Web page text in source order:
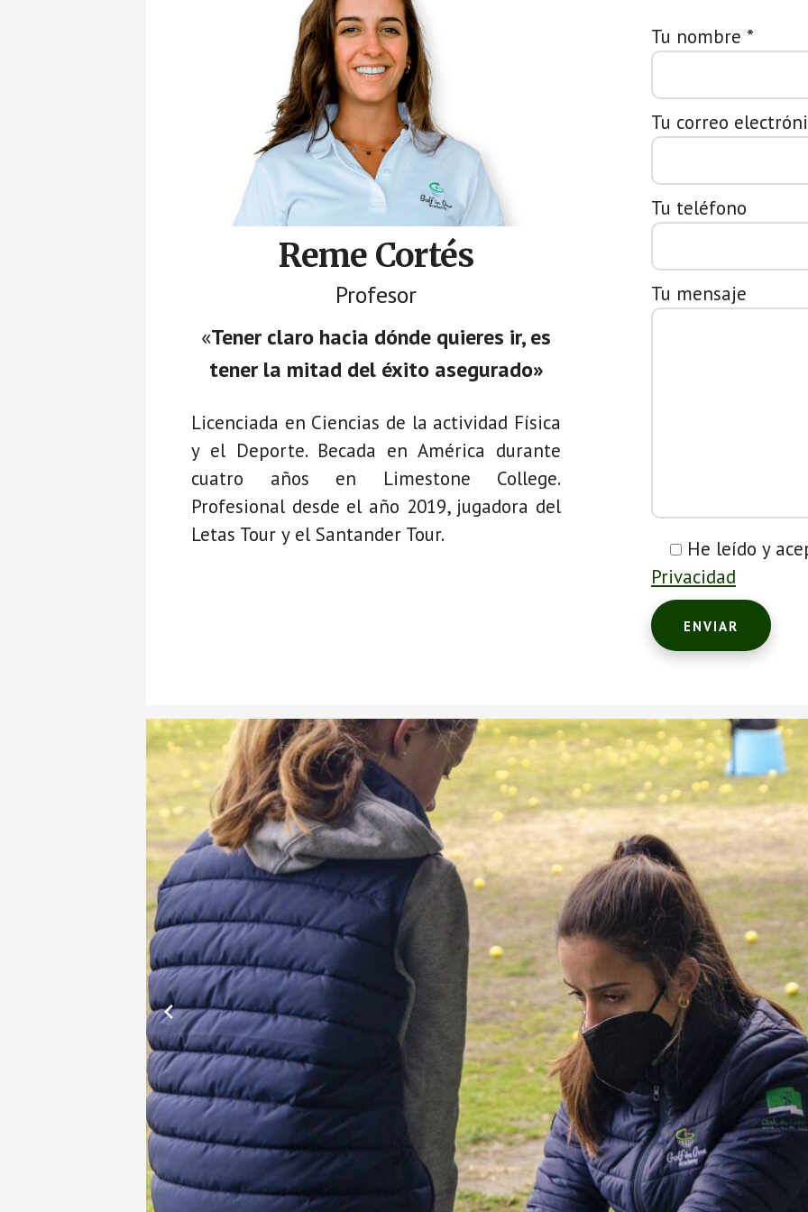
Reme Cortés
Profesor
«Tener claro hacia dónde quieres ir, es
tener la mitad del éxito asegurado»
Licenciada en Ciencias de la actividad Física
y el Deporte. Becada en América durante
cuatro años en Limestone College.
Profesional desde el año 2019, jugadora del
Letas Tour y el Santander Tour.
Tu nombre *
Tu correo
Tu teléfono
Tu mensaje
He leído y
Privacidad